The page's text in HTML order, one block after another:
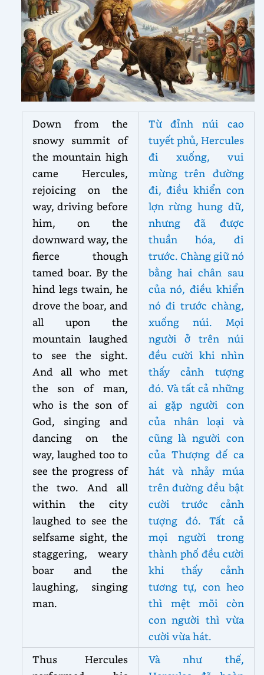
Down from the
snowy summit of
the mountain high
came Hercules,
rejoicing on the
way, driving before
him, on the
downward way, the
fierce though
tamed boar. By the
hind legs twain, he
drove the boar, and
all upon the
mountain laughed
to see the sight.
And all who met
the son of man,
who is the son of
God, singing and
dancing on the
way, laughed too to
see the progress of
the two. And all
within the city
laughed to see the
selfsame sight, the
staggering, weary
boar and the
laughing, singing
man.
Từ đỉnh núi cao
tuyết phủ, Hercules
đi xuống, vui
mừng trên đường
đi, điều khiển con
lợn rừng hung dữ,
nhưng đã được
thuần hóa, đi
trước. Chàng giữ nó
bằng hai chân sau
của nó, điều khiển
nó đi trước chàng,
xuống núi. Mọi
người ở trên núi
đều cười khi nhìn
thấy cảnh tượng
đó. Và tất cả những
ai gặp người con
của nhân loại và
cũng là người con
của Thượng đế ca
hát và nhảy múa
trên đường đều bật
cười trước cảnh
tượng đó. Tất cả
mọi người trong
thành phố đều cười
khi thấy cảnh
tương tự, con heo
thì mệt mõi còn
con người thì vừa
cười vừa hát.
Thus Hercules
Và như thế,